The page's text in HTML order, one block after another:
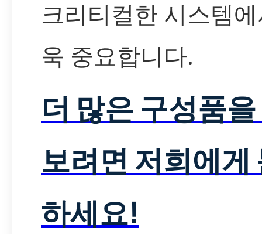
크리티컬한 시스템
욱 중요합니다.
더 많은 구성품
보려면 저희에게
하세요!